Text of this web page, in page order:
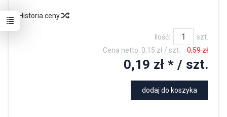
Historia ceny
Ilość:
szt.
Cena netto: 0,15 zł / szt. 0,59 zł
0,19 zł * / szt.
dodaj do koszyka